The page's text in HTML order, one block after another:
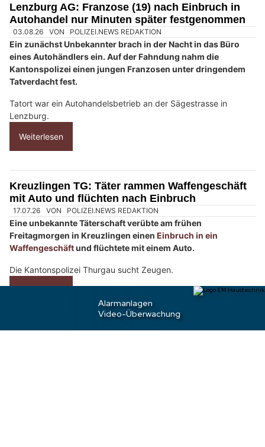
e
n
s
c
h
?
D
a
n
ä
h
l
e
n
S
e
b
Lenzburg AG: Franzose (19) nach Einbruch in
Autohandel nur Minuten später festgenommen
03.08.26 VON POLIZEI.NEWS REDAKTION
Ein zunächst Unbekannter brach in der Nacht in das Büro
eines Autohändlers ein. Auf der Fahndung nahm die
Kantonspolizei einen jungen Franzosen unter dringendem
Tatverdacht fest.
Tatort war ein Autohandelsbetrieb an der Sägestrasse in
Lenzburg.
Weiterlesen
Kreuzlingen TG: Täter rammen Waffengeschäft
mit Auto und flüchten nach Einbruch